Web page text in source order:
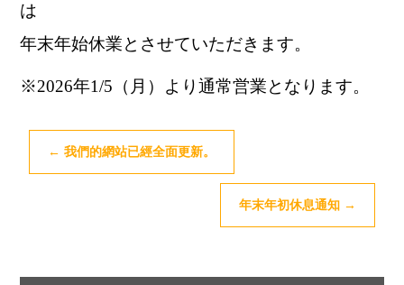
は
年末年始休業とさせていただきます。
※2026年1/5（月）より通常営業となります。
← 我們的網站已經全面更新。
年末年初休息通知 →